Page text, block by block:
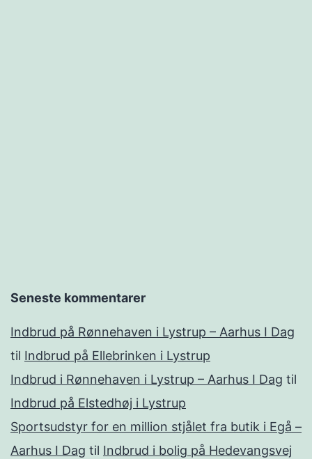
Seneste kommentarer
Indbrud på Rønnehaven i Lystrup – Aarhus I Dag
til Indbrud på Ellebrinken i Lystrup
Indbrud i Rønnehaven i Lystrup – Aarhus I Dag til
Indbrud på Elstedhøj i Lystrup
Sportsudstyr for en million stjålet fra butik i Egå –
Aarhus I Dag til Indbrud i bolig på Hedevangsvej